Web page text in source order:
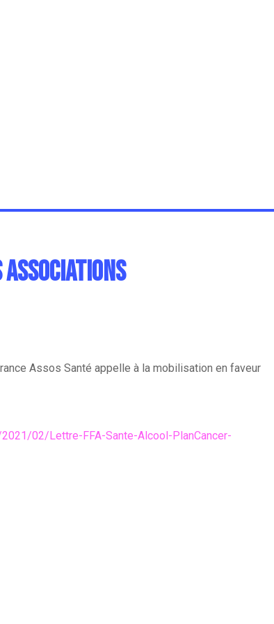
associations
Assos Santé appelle à la mobilisation en faveur
02/Lettre-FFA-Sante-Alcool-PlanCancer-